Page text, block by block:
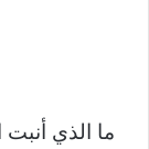
ما الذي